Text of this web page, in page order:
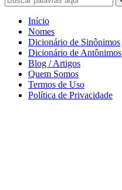
Início
Nomes
Dicionário de Sinônimos
Dicionário de Antônimos
Blog / Artigos
Quem Somos
Termos de Uso
Política de Privacidade